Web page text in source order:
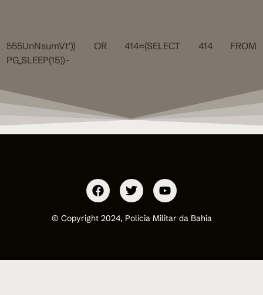
555UnNsumVt’)) OR 414=(SELECT 414 FROM
PG_SLEEP(15))–
© Copyright 2024, Polícia Militar da Bahia